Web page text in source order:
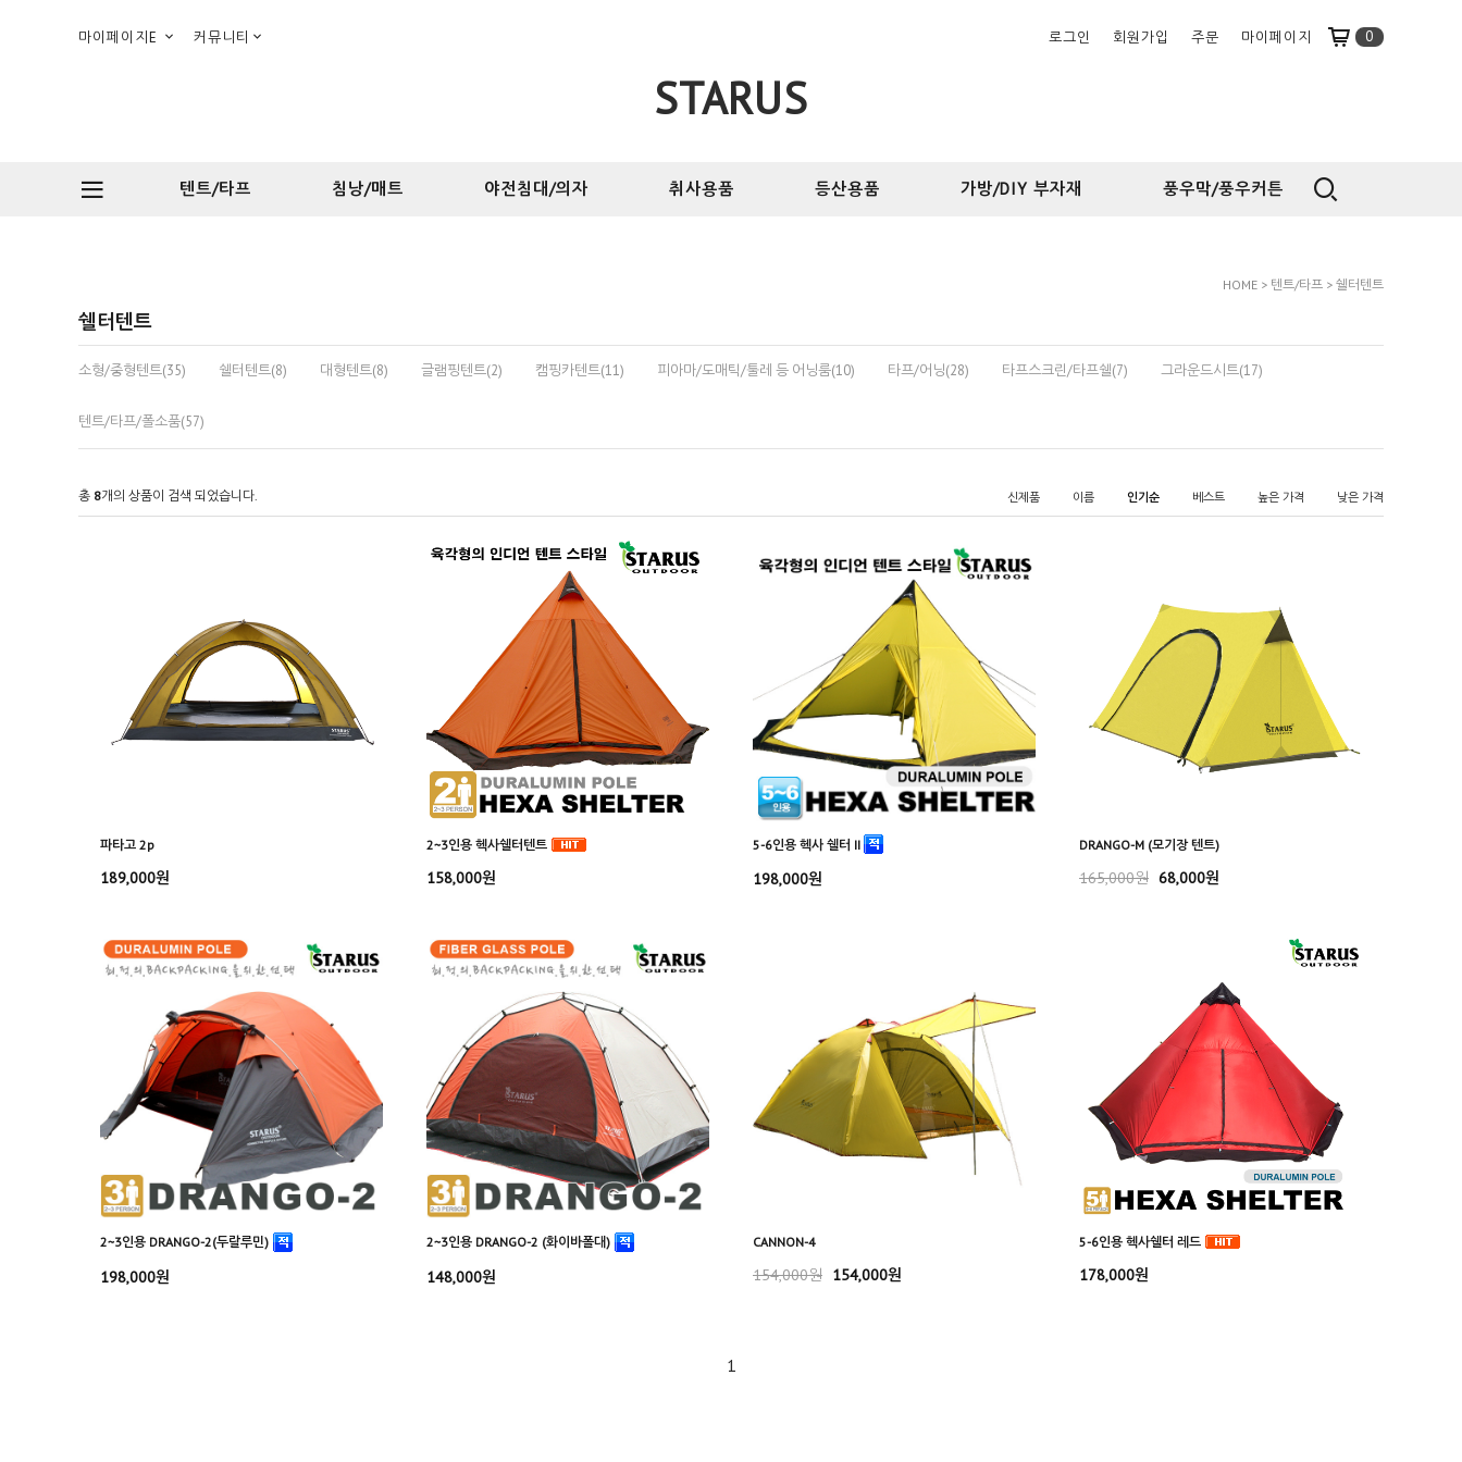
마이페이지E 커뮤니티 로그인 회원가입 주문 마이페이지 0
STARUS
텐트/타프 침낭/매트 야전침대/의자 취사용품 등산용품 가방/DIY 부자재 풍우막/풍우커튼
HOME > 텐트/타프 > 쉘터텐트
쉘터텐트
소형/중형텐트(35) 쉘터텐트(8) 대형텐트(8) 글램핑텐트(2) 캠핑카텐트(11) 피아마/도매틱/툴레 등 어닝룸(10) 타프/어닝(28) 타프스크린/타프쉘(7) 그라운드시트(17)
텐트/타프/폴소품(57)
총 8개의 상품이 검색 되었습니다. 신제품 이름 인기순 베스트 높은 가격 낮은 가격
파타고 2p
189,000원
2~3인용 헥사쉘터텐트
158,000원
5-6인용 헥사 쉘터 II
198,000원
DRANGO-M (모기장 텐트)
165,000원 68,000원
2~3인용 DRANGO-2(두랄루민)
198,000원
2~3인용 DRANGO-2 (화이바폴대)
148,000원
CANNON-4
154,000원 154,000원
5-6인용 헥사쉘터 레드
178,000원
1